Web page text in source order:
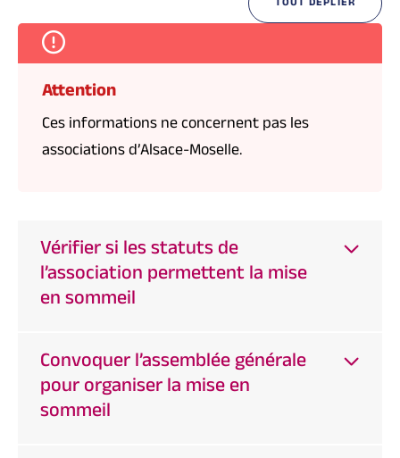
Attention
Ces informations ne concernent pas les
associations d’Alsace-Moselle.
Vérifier si les statuts de
l’association permettent la mise
en sommeil
Convoquer l’assemblée générale
pour organiser la mise en
sommeil